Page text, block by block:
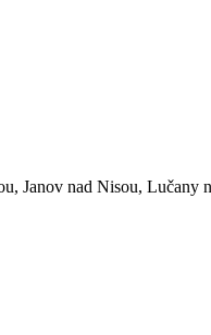
Janov nad Nisou, Lučany